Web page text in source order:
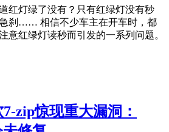
红灯绿了没有？只有红绿灯没有秒
刹…… 相信不少车主在开车时，都
意红绿灯读秒而引发的一系列问题。
zip惊现重大漏洞：